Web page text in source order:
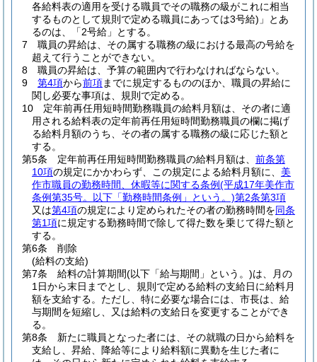
各給料表の適用を受ける職員でその職務の級がこれに相当
するものとして規則で定める職員にあっては3号給) 」とあ
るのは、「2号給」とする。
7
職員の昇給は、その属する職務の級における最高の号給を
超えて行うことができない。
8
職員の昇給は、予算の範囲内で行わなければならない。
9
第4項から前項までに規定するもののほか、職員の昇給に
関し必要な事項は、規則で定める。
10
定年前再任用短時間勤務職員の給料月額は、その者に適
用される給料表の定年前再任用短時間勤務職員の欄に掲げ
る給料月額のうち、その者の属する職務の級に応じた額と
する。
第5条
定年前再任用短時間勤務職員の給料月額は、 前条第
10項の規定にかかわらず、この規定による給料月額に、 美
作市職員の勤務時間、休暇等に関する条例(平成17年美作市
条例第35号。以下「勤務時間条例」という。)第2条第3項
又は第4項の規定により定められたその者の勤務時間を同条
第1項に規定する勤務時間で除して得た数を乗じて得た額と
する。
第6条
削除
(給料の支給)
第7条
給料の計算期間(以下「給与期間」という。)は、月の
1日から末日までとし、規則で定める給料の支給日に給料月
額を支給する。 ただし、特に必要な場合には、市長は、給
与期間を短縮し、又は給料の支給日を変更することができ
る。
第8条
新たに職員となった者には、その就職の日から給料を
支給し、昇給、降給等により給料額に異動を生じた者に